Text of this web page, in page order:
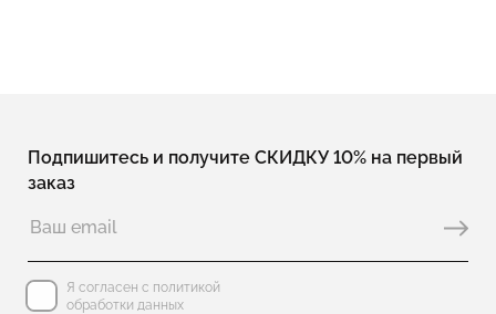
Подпишитесь и получите СКИДКУ 10% на первый
заказ
Я согласен с политикой
обработки данных